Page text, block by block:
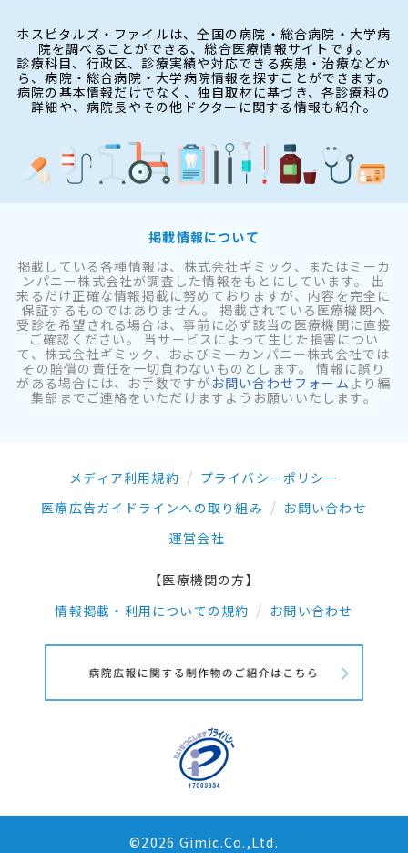
ホスピタルズ・ファイルは、全国の病院・総合病院・大学病
院を調べることができる、総合医療情報サイトです。
診療科目、行政区、診療実績や対応できる疾患・治療などか
ら、病院・総合病院・大学病院情報を探すことができます。
病院の基本情報だけでなく、独自取材に基づき、各診療科の
詳細や、病院長やその他ドクターに関する情報も紹介。
掲載情報について
掲載している各種情報は、株式会社ギミック、またはミーカ
ンパニー株式会社が調査した情報をもとにしています。 出
来るだけ正確な情報掲載に努めておりますが、内容を完全に
保証するものではありません。 掲載されている医療機関へ
受診を希望される場合は、事前に必ず該当の医療機関に直接
ご確認ください。 当サービスによって生じた損害につい
て、株式会社ギミック、およびミーカンパニー株式会社では
その賠償の責任を一切負わないものとします。 情報に誤り
がある場合には、お手数ですが お問い合わせフォーム より編
集部までご連絡をいただけますようお願いいたします。
メディア利用規約
プライバシーポリシー
医療広告ガイドラインへの取り組み
お問い合わせ
運営会社
【医療機関の方】
情報掲載・利用についての規約
お問い合わせ
©2026 Gimic.Co.,Ltd.